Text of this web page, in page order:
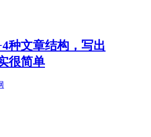
种文章结构，写出
很简单